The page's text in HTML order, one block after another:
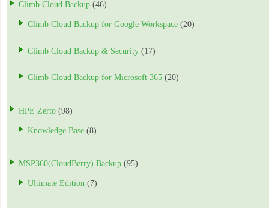
Climb Cloud Backup (46)
Climb Cloud Backup for Google Workspace (20)
Climb Cloud Backup & Security (17)
Climb Cloud Backup for Microsoft 365 (20)
HPE Zerto (98)
Knowledge Base (8)
MSP360(CloudBerry) Backup (95)
Ultimate Edition (7)